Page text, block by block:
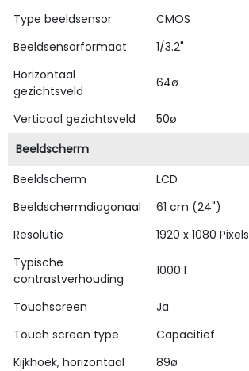
Type beeldsensor
CMOS
Beeldsensorformaat
1/3.2"
Horizontaal
gezichtsveld
64ø
Verticaal gezichtsveld
50ø
Beeldscherm
Beeldscherm
LCD
Beeldschermdiagonaal
61 cm (24")
Resolutie
1920 x 1080 Pixels
Typische
contrastverhouding
1000:1
Touchscreen
Ja
Touch screen type
Capacitief
Kijkhoek, horizontaal
89ø